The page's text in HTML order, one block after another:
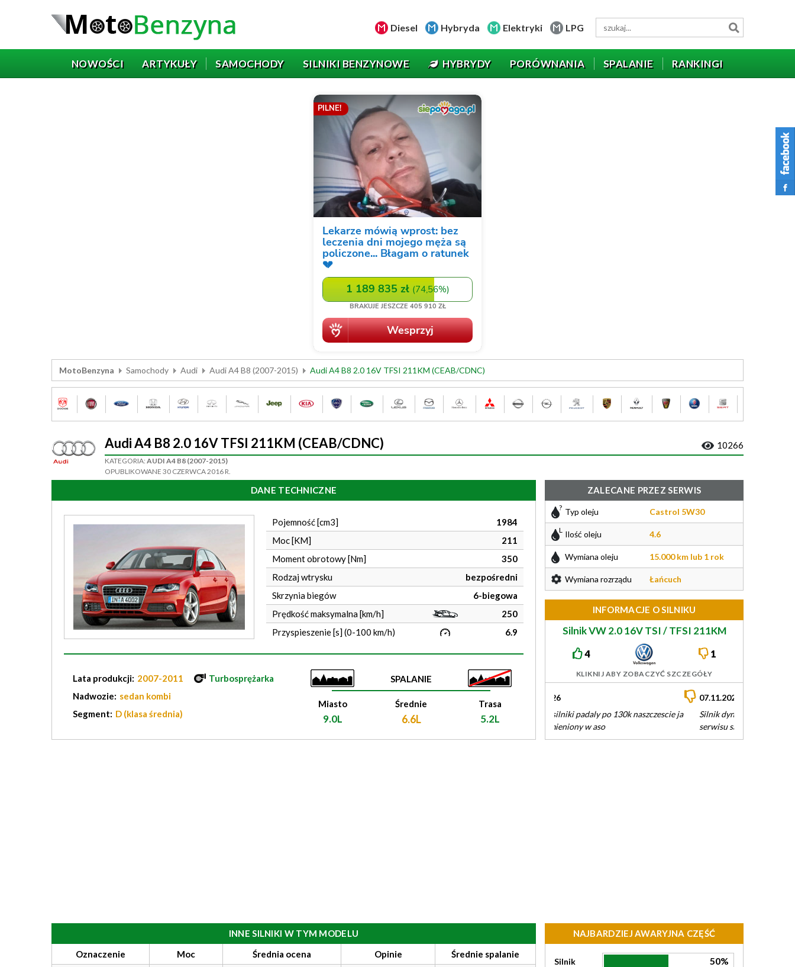
Diesel Hybryda Elektryki LPG
NOWOŚCI ARTYKUŁY SAMOCHODY SILNIKI BENZYNOWE HYBRYDY PORÓWNANIA SPALANIE RANKINGI
MotoBenzyna Samochody Audi Audi A4 B8 (2007-2015) Audi A4 B8 2.0 16V TFSI 211KM (CEAB/CDNC)
Audi A4 B8 2.0 16V TFSI 211KM (CEAB/CDNC) 10266
KATEGORIA: AUDI A4 B8 (2007-2015)
OPUBLIKOWANE 30 CZERWCA 2016 R.
DANE TECHNICZNE
Pojemność [cm3]
1984
Moc [KM]
211
Moment obrotowy [Nm]
350
Rodzaj wtrysku
bezpośredni
Skrzynia biegów
6-biegowa
Prędkość maksymalna [km/h]
250
Przyspieszenie [s] (0-100 km/h)
6.9
Lata produkcji: 2007-2011
Turbosprężarka
Nadwozie: sedan kombi
Segment: D (klasa średnia)
SPALANIE
Miasto
9.0L
Średnie
6.6L
Trasa
5.2L
ZALECANE PRZEZ SERWIS
Typ oleju Castrol 5W30
Ilość oleju 4.6
Wymiana oleju 15.000 km lub 1 rok
Wymiana rozrządu Łańcuch
INFORMACJE O SILNIKU
Silnik VW 2.0 16V TSI / TFSI 211KM
EA888
4 1
KLIKNIJ ABY ZOBACZYĆ SZCZEGÓŁY
07.11.2024
Silnik dynamiczny, dobrze się zbiera, koszty
serwisu są ok jak na Audi, ale niestety wada
olejowa występuje w tych silnikach…
INNE SILNIKI W TYM MODELU
Oznaczenie
Moc Średnia ocena Opinie
Średnie spalanie
NAJBARDZIEJ AWARYJNA CZĘŚĆ
Silnik 50%